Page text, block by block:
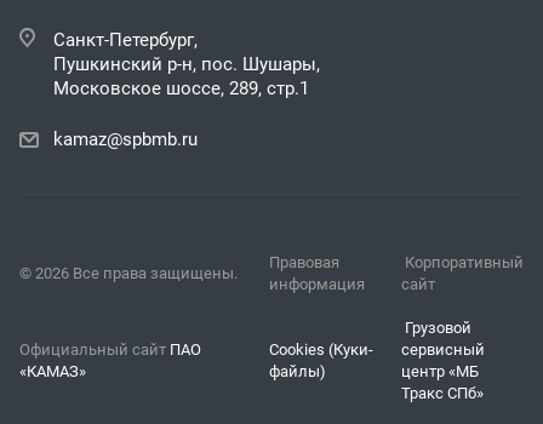
Санкт-Петербург,
Пушкинский р-н, пос. Шушары,
Московское шоссе, 289, стр.1
kamaz@spbmb.ru
© 2026 Все права защищены.
Правовая
информация
Корпоративный
сайт
Официальный сайт ПАО
«КАМАЗ»
Cookies (Куки-
файлы)
Грузовой
сервисный
центр «МБ
Тракс СПб»